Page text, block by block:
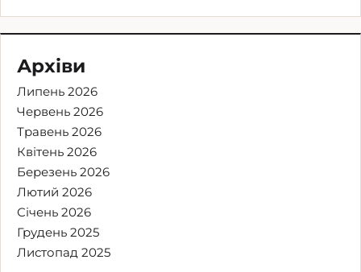
Архіви
Липень 2026
Червень 2026
Травень 2026
Квітень 2026
Березень 2026
Лютий 2026
Січень 2026
Грудень 2025
Листопад 2025